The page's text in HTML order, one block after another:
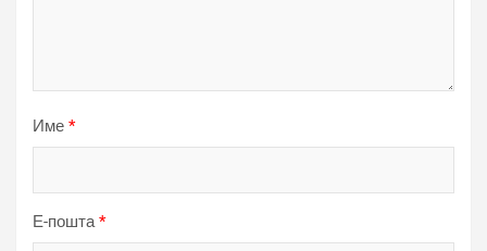
Име *
Е-пошта*